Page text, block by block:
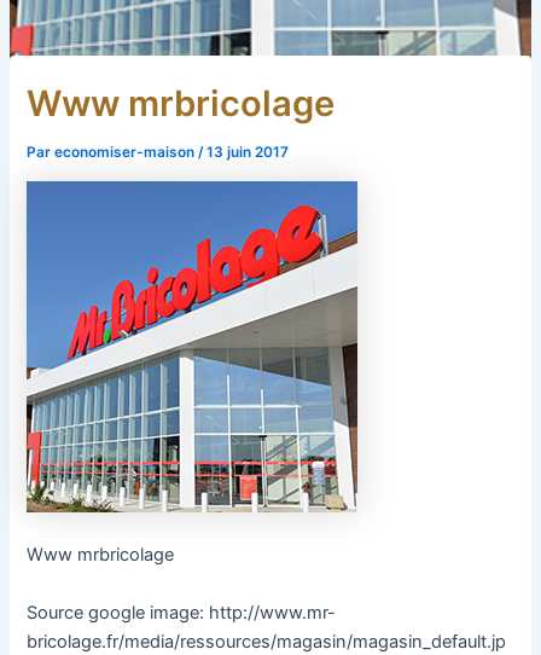
Www mrbricolage
Pareconomiser-maison/13 juin 2017
Www mrbricolage
Source google image: http://www.mr-
bricolage.fr/media/ressources/magasin/magasin_default.jp